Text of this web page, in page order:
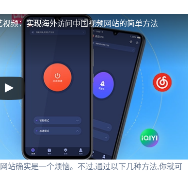
频：实现海外访问中国视频网站的简单方法
站确实是一个烦恼。不过,通过以下几种方法,你就可